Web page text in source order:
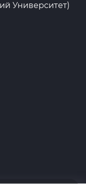
Университет)